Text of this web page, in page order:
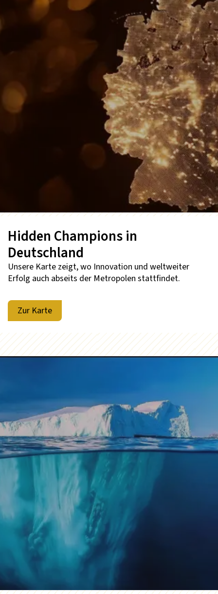
Hidden Champions in
Deutschland
Unsere Karte zeigt, wo Innovation und weltweiter
Erfolg auch abseits der Metropolen stattfindet.
Zur Karte